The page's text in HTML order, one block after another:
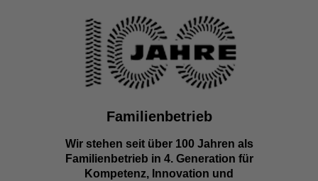
Familienbetrieb
Wir stehen seit über 100 Jahren als
Familienbetrieb in 4. Generation für
Kompetenz, Innovation und